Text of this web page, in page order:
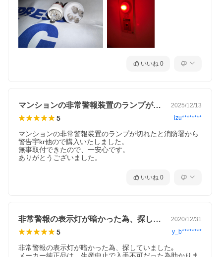
いいね 0
マンションの非常警報装置のランプが切れ… 2025/12/13
5 izu********
マンションの非常警報装置のランプが切れたと消防署から
警告宇kr他ので購入いたしました。
無事取付できたので、一安心です。
ありがとうございました。
いいね 0
非常警報の表示灯が暗かった為、探してい… 2020/12/31
5 y_b********
非常警報の表示灯が暗かった為、探していました｡